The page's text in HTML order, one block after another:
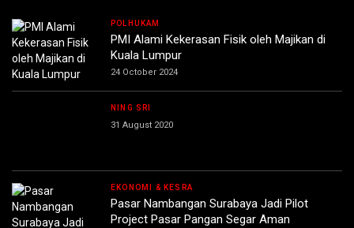
POLHUKAM
PMI Alami Kekerasan Fisik oleh Majikan di
Kuala Lumpur
24 October 2024
NING SRI
31 August 2020
EKONOMI & KESRA
Pasar Nambangan Surabaya Jadi Pilot
Project Pasar Pangan Segar Aman